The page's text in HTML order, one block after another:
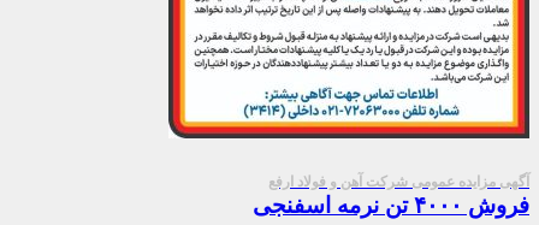
آگهی مزایده عمومی شرکت آهن و فولاد ارفع
فروش ۴۰۰۰ تن نرمه اسفنجی